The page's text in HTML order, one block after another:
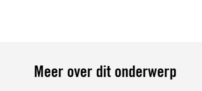
Meer over dit onderwerp